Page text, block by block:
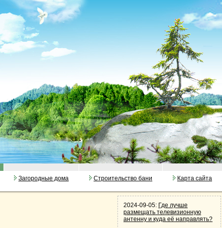
Загородные дома Строительство бани Карта сайта
2024-09-05: Где лучше
размещать телевизионную
антенну и куда её направлять?